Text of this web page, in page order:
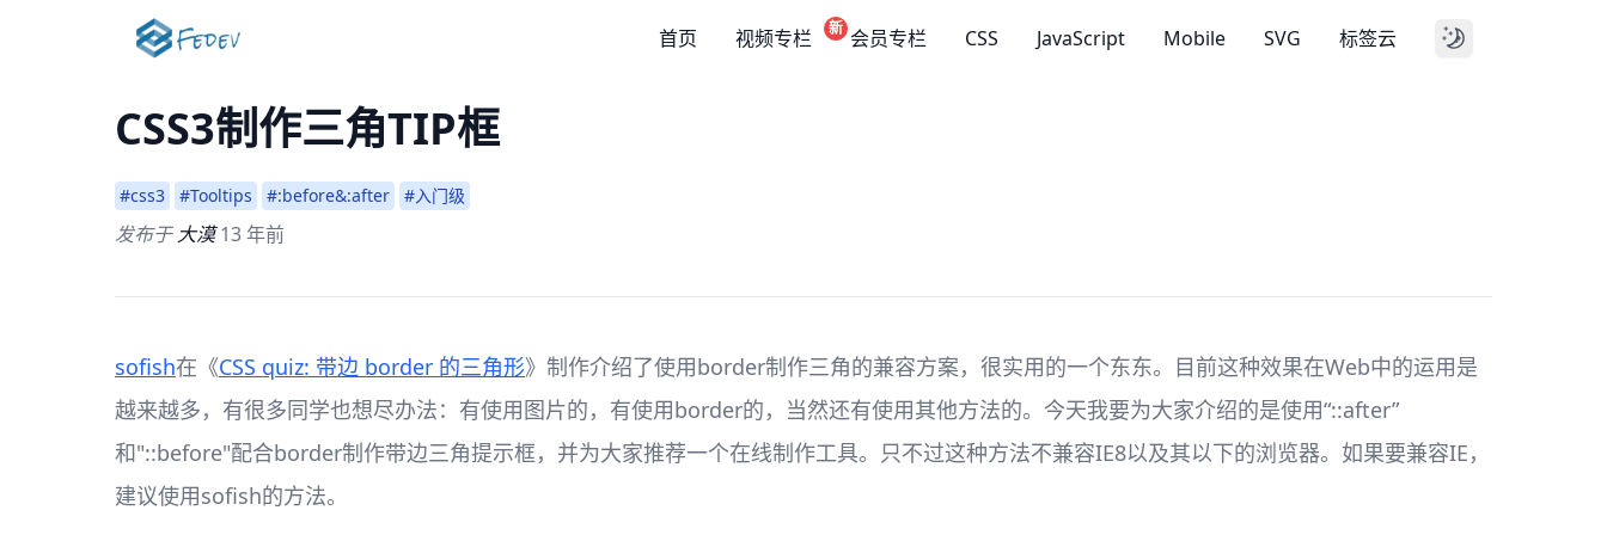
首页 视频专栏 新 会员专栏 CSS JavaScript Mobile SVG 标签云
CSS3制作三角TIP框
#css3 #Tooltips #:before&:after #入门级
发布于大漠13 年前
sofish在《CSS quiz: 带边 border 的三角形》制作介绍了使用border制作三角的兼容方案，很实用的一个东东。目前这种效果在Web中的运用是
越来越多，有很多同学也想尽办法：有使用图片的，有使用border的，当然还有使用其他方法的。今天我要为大家介绍的是使用“::after”
和"::before"配合border制作带边三角提示框，并为大家推荐一个在线制作工具。只不过这种方法不兼容IE8以及其以下的浏览器。如果要兼容IE，
建议使用sofish的方法。